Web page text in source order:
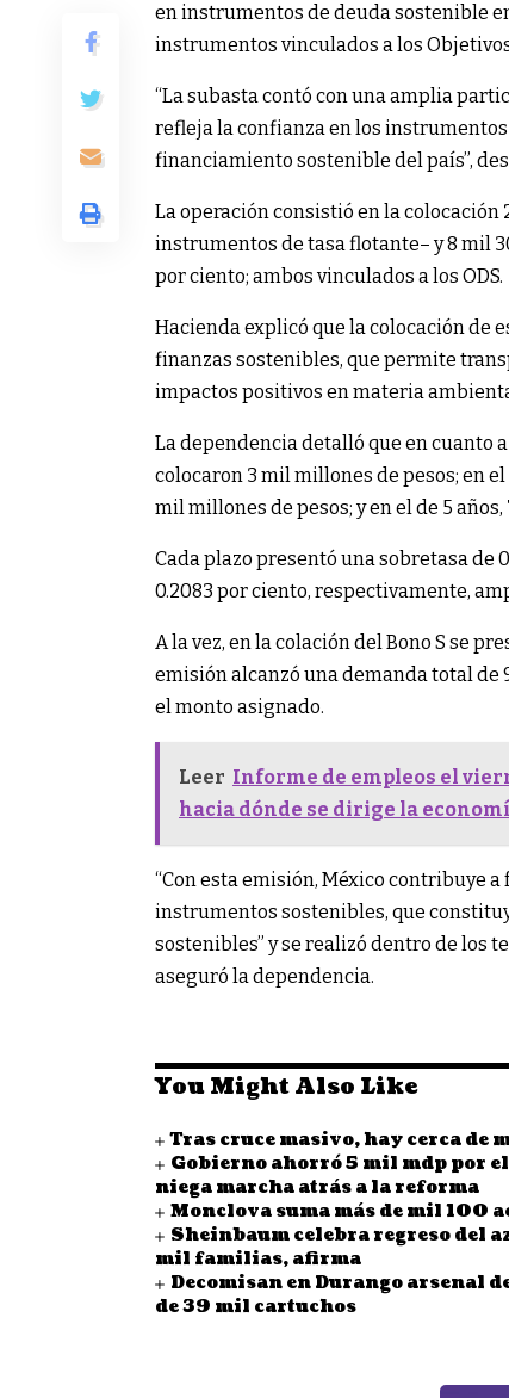
en instrumentos de deuda sostenible en
instrumentos vinculados a los
“La subasta contó con una amplia
refleja la confianza en los
financiamiento sostenible del país”,
La operación consistió en la colocación
instrumentos de tasa flotante– y 8 mil
por ciento; ambos vinculados a los ODS.
Hacienda explicó que la colocación de
finanzas sostenibles, que permite
impactos positivos en materia
La dependencia detalló que en cuanto
colocaron 3 mil millones de pesos; en el
mil millones de pesos; y en el de 5
Cada plazo presentó una sobretasa de
0.2083 por ciento, respectivamente,
A la vez, en la colación del Bono S se
emisión alcanzó una demanda total de
el monto asignado.
Leer Informe de empleos el
hacia dónde se dirige la
“Con esta emisión, México contribuye
instrumentos sostenibles, que
sostenibles” y se realizó dentro de los
aseguró la dependencia.
You Might Also Like
Tras cruce masivo, hay cerca de
Gobierno ahorró 5 mil mdp por
niega marcha atrás a la reforma
Monclova suma más de mil 100
Sheinbaum celebra regreso del
mil familias, afirma
Decomisan en Durango arsenal
de 39 mil cartuchos